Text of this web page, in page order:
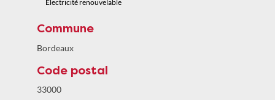
Electricité renouvelable
Commune
Bordeaux
Code postal
33000